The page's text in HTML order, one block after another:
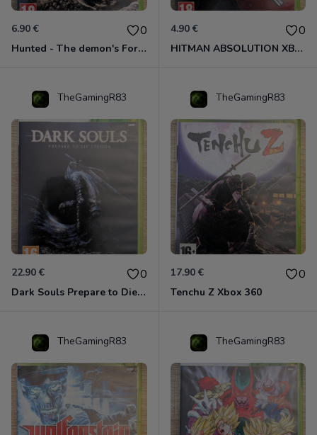
6.90 € 0
Hunted - The demon's Forge Xbox 360 (Complet CIB)
4.90 € 0
HITMAN ABSOLUTION XBOX 360
TheGamingR83
22.90 € 0
Dark Souls Prepare to Die Edition XBOX 360
TheGamingR83
17.90 € 0
Tenchu Z Xbox 360
TheGamingR83 TheGamingR83